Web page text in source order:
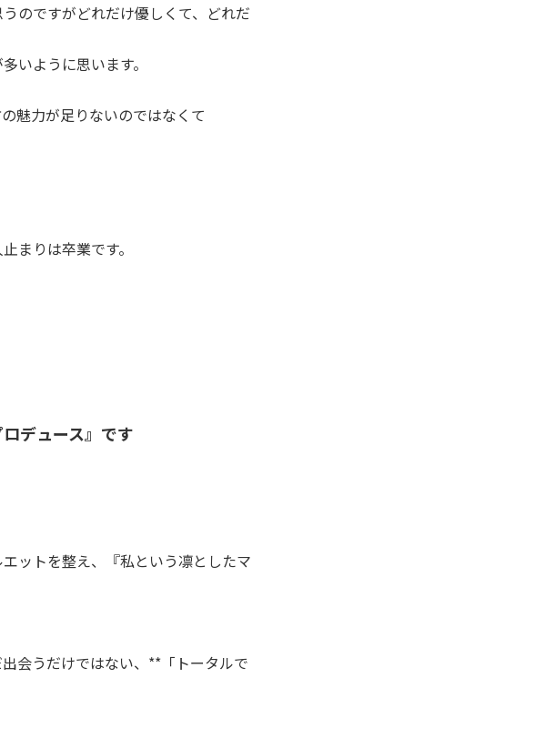
のですがどれだけ優しくて、どれだ
いように思います。
魅力が足りないのではなくて
まりは卒業です。
デュース』です
ットを整え、『私という凛としたマ
会うだけではない、**「トータルで